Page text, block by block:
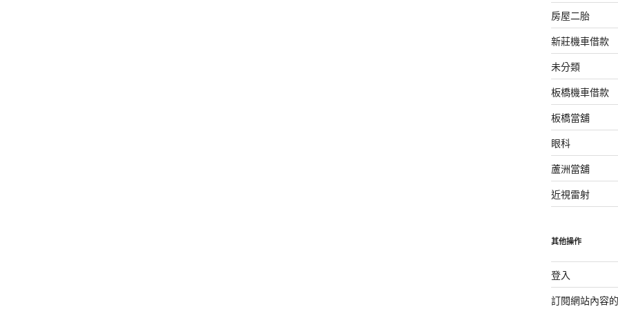
房屋二胎
新莊機車借款
未分類
板橋機車借款
板橋當舖
眼科
蘆洲當舖
近視雷射
其他操作
登入
訂閱網站內容